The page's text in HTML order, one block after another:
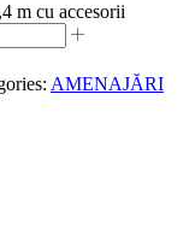
m cu accesorii
AMENAJĂRI